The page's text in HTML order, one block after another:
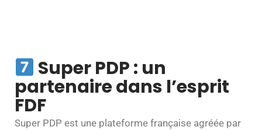
Super PDP : un
partenaire dans l’esprit
FDF
Super PDP est une plateforme française agréée par